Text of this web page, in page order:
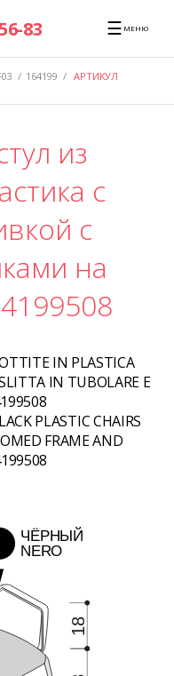
83 ☰ МЕНЮ
/ 164199 / АРТИКУЛ
из
с
с
на
IN PLASTICA
IN TUBOLARE E
PLASTIC CHAIRS
FRAME AND